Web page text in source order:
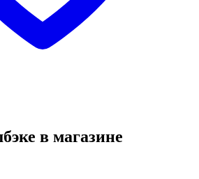
в магазине